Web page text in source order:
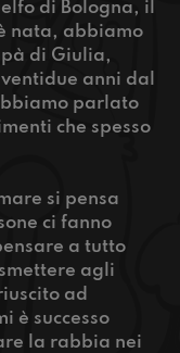
di Bologna, il
nata, abbiamo
di Giulia,
anni dal
parlato
che spesso
si pensa
ci fanno
a tutto
agli
ad
è successo
la rabbia nei